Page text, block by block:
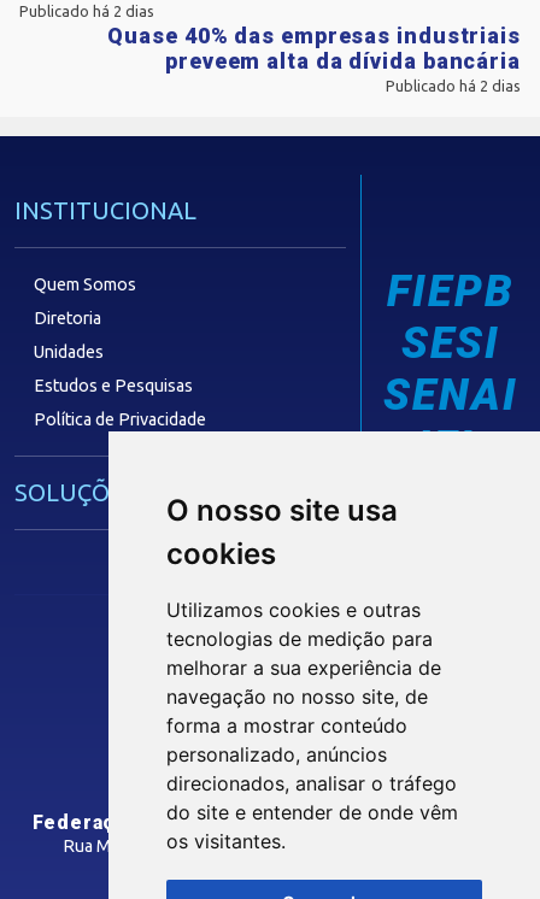
O nosso site usa
cookies
Utilizamos cookies e outras
tecnologias de medição para
melhorar a sua experiência de
navegação no nosso site, de
forma a mostrar conteúdo
personalizado, anúncios
direcionados, analisar o tráfego
do site e entender de onde vêm
os visitantes.
Publicado há 2 dias
Quase 40% das empresas industriais
preveem alta da dívida bancária
Publicado há 2 dias
INSTITUCIONAL
Quem Somos
Diretoria
Unidades
Estudos e Pesquisas
Política de Privacidade
SOLUÇÕES E SERVIÇOS
Núcleo de Acesso ao Crédito
Centro Internacional de Negócios -
CONTRIBUIÇÃO SINDICAL
SINDICATOS FILIADOS
FIEPB
SESI
SENAI
IEL
Siga nossas Redes Sociais
INTRANET
Federação das Indústrias do Estado da Paraíba
Rua Manoel Gonçalves Guimarães, 195 - José Pinheiro